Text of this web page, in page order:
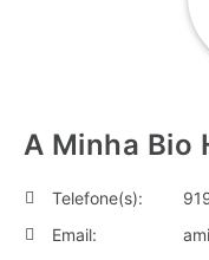
A Minha Bio
Telefone(s):
Email: